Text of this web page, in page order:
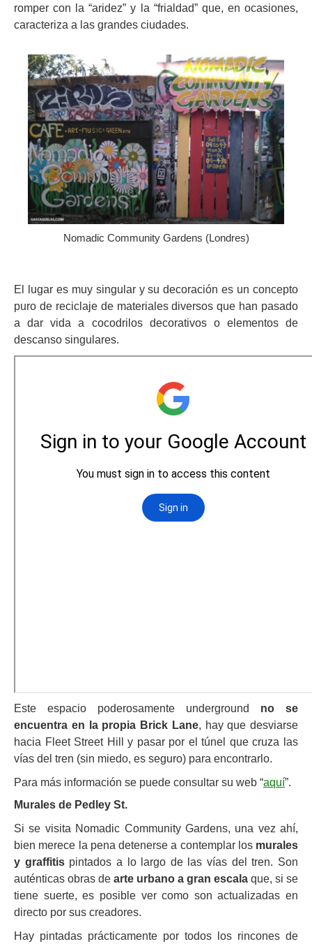
romper con la “aridez” y la “frialdad” que, en ocasiones,
caracteriza a las grandes ciudades.
Nomadic Community Gardens (Londres)
El lugar es muy singular y su decoración es un concepto
puro de reciclaje de materiales diversos que han pasado
a dar vida a cocodrilos decorativos o elementos de
descanso singulares.
Este espacio poderosamente underground no se
encuentra en la propia Brick Lane, hay que desviarse
hacia Fleet Street Hill y pasar por el túnel que cruza las
vías del tren (sin miedo, es seguro) para encontrarlo.
Para más información se puede consultar su web “aquí”.
Murales de Pedley St.
Si se visita Nomadic Community Gardens, una vez ahí,
bien merece la pena detenerse a contemplar los murales
y graffitispintados a lo largo de las vías del tren. Son
auténticas obras de arte urbano a gran escala que, si se
tiene suerte, es posible ver como son actualizadas en
directo por sus creadores.
Hay pintadas prácticamente por todos los rincones de